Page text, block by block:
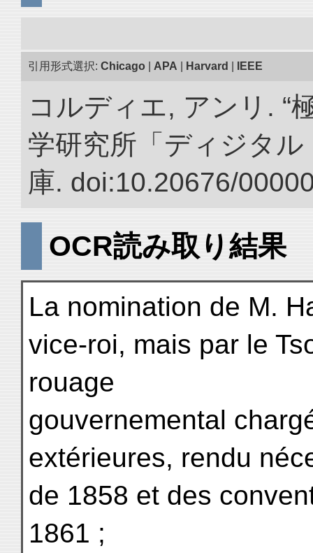
引用形式選択: Chicago APA Harvard IEEE
コルディエ, アンリ. “
学研究所「ディジタ
庫. doi:10.20676/
OCR読み取り結果
La nomination de M.
vice-roi, mais par le
rouage
gouvernemental
extérieures, rendu
de 1858 et des
1861 ;